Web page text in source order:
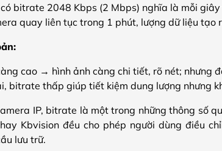
bitrate 2048 Kbps (2 Mbps) nghĩa là mỗi
quay liên tục trong 1 phút, lượng dữ liệu tạo
cao → hình ảnh càng chi tiết, rõ nét; nhưng
bitrate thấp giúp tiết kiệm dung lượng nhưng
IP, bitrate là một trong những thông số
Kbvision đều cho phép người dùng điều
lưu trữ.